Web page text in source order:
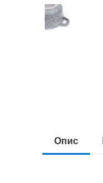
Опис